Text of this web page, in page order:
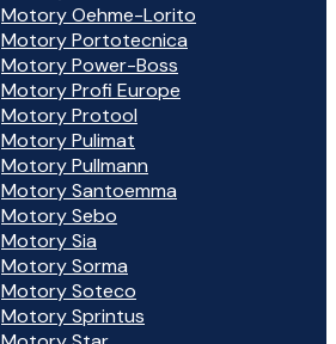
Motory Oehme-Lorito
Motory Portotecnica
Motory Power-Boss
Motory Profi Europe
Motory Protool
Motory Pulimat
Motory Pullmann
Motory Santoemma
Motory Sebo
Motory Sia
Motory Sorma
Motory Soteco
Motory Sprintus